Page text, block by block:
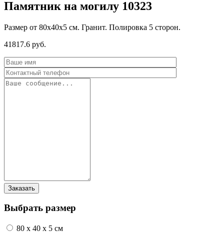
Памятник на могилу 10323
Размер от 80х40х5 см. Гранит. Полировка 5 сторон.
41817.6 руб.
Выбрать размер
80 x 40 x 5 см